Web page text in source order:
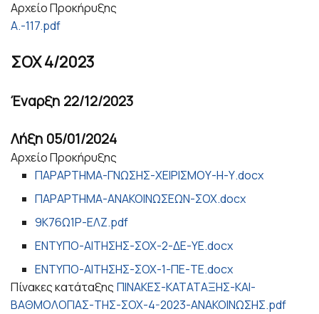
Αρχείο Προκήρυξης
Α.-117.pdf
ΣΟΧ 4/2023
Έναρξη 22/12/2023
Λήξη 05/01/2024
Αρχείο Προκήρυξης
ΠΑΡΑΡΤΗΜΑ-ΓΝΩΣΗΣ-ΧΕΙΡΙΣΜΟΥ-Η-Υ.docx
ΠΑΡΑΡΤΗΜΑ-ΑΝΑΚΟΙΝΩΣΕΩΝ-ΣΟΧ.docx
9Κ76Ω1Ρ-ΕΛΖ.pdf
ΕΝΤΥΠΟ-ΑΙΤΗΣΗΣ-ΣΟΧ-2-ΔΕ-ΥΕ.docx
ΕΝΤΥΠΟ-ΑΙΤΗΣΗΣ-ΣΟΧ-1-ΠΕ-ΤΕ.docx
Πίνακες κατάταξης ΠΙΝΑΚΕΣ-ΚΑΤΑΤΑΞΗΣ-ΚΑΙ-
ΒΑΘΜΟΛΟΓΙΑΣ-ΤΗΣ-ΣΟΧ-4-2023-ΑΝΑΚΟΙΝΩΣΗΣ.pdf